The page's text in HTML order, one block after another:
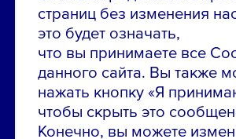
страниц без изменения
это будет означать,
что вы принимаете все
данного сайта. Вы также
нажать кнопку «Я
чтобы скрыть это
Конечно, вы можете
Сообщить об ошибке на сайте
ПАО «ГМК «Норильский никель»
Использование материалов сайта
без согласования запрещено.
Российская Федерация, 123112, г.
Красногвардейский проезд., д. 15